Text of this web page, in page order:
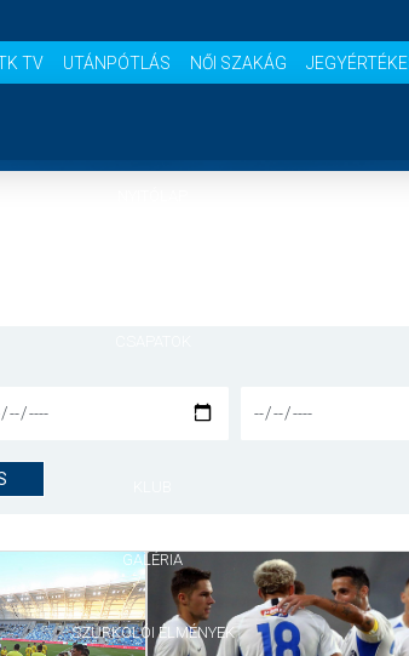
TV UTÁNPÓTLÁS NŐI SZAKÁG
MÉRKŐZÉSEK
GALÉRIA
SZURKOLÓI ÉLMÉNYEK